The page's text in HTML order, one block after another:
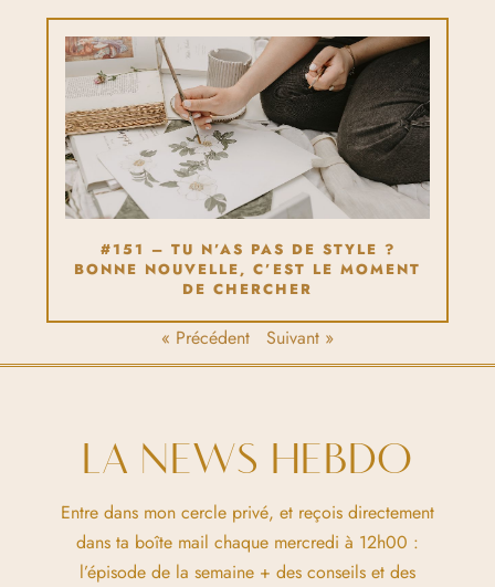
#151 – TU N’AS PAS DE STYLE ?
BONNE NOUVELLE, C’EST LE MOMENT
DE CHERCHER
« Précédent Suivant »
LA NEWS HEBDO
Entre dans mon cercle privé, et reçois directement
dans ta boîte mail chaque mercredi à 12h00 :
l’épisode de la semaine + des conseils et des